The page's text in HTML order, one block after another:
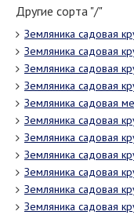
Другие сорта "/"
Земляника садовая
Земляника садовая
Земляника садовая
Земляника садовая
Земляника садовая
Земляника садовая
Земляника садовая
Земляника садовая
Земляника садовая
Земляника садовая
Земляника садовая